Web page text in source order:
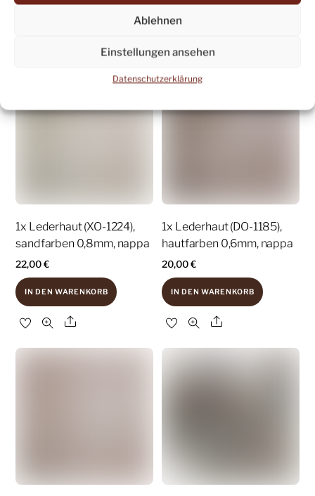
Ablehnen
Einstellungen ansehen
Datenschutzerklärung
1x Lederhaut (XO-1224),
sandfarben 0,8mm, nappa
22,00€
IN DEN WARENKORB
Share
1x Lederhaut (DO-1185),
hautfarben 0,6mm, nappa
20,00€
IN DEN WARENKORB
Share